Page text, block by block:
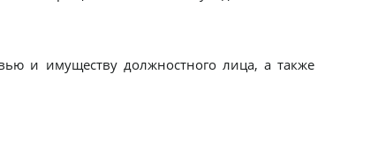
и имуществу должностного лица, а также